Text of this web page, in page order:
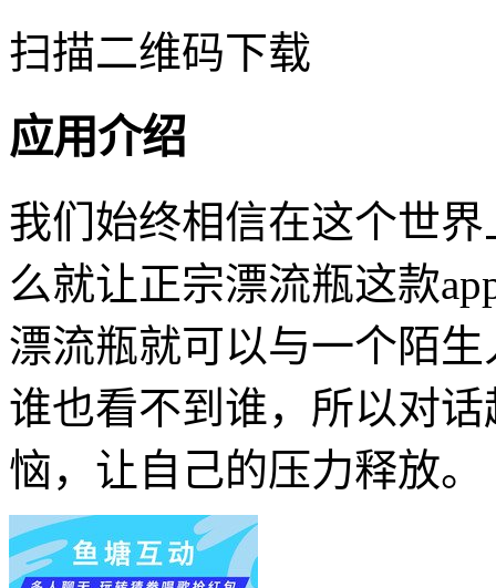
扫描二维码下载
应用介绍
我们始终相信在这个世
么就让正宗漂流瓶这款
漂流瓶就可以与一个陌
谁也看不到谁，所以对
恼，让自己的压力释放。